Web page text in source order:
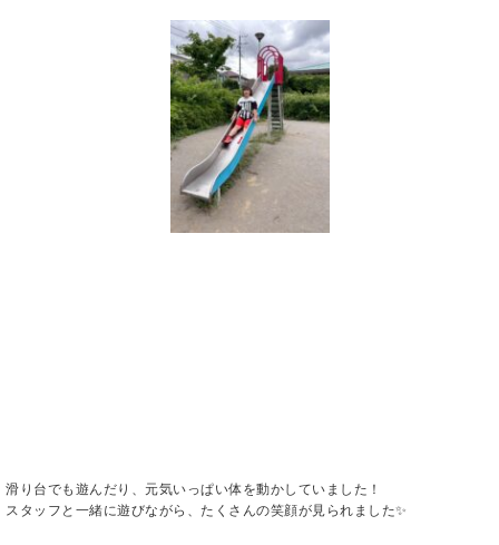
滑り台でも遊んだり、元気いっぱい体を動かしていました！
スタッフと一緒に遊びながら、たくさんの笑顔が見られました✨